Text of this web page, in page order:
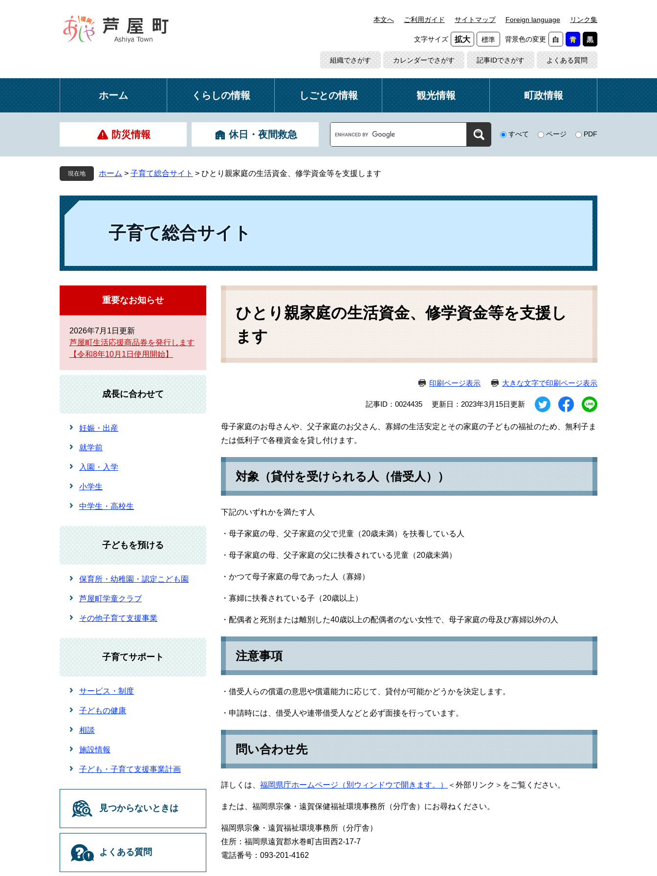
本
本文へ ご利用ガイド サイトマップ Foreign language リンク集
文字サイズ 拡大 標準 背景色の変更 白 青 黒
組織でさがす カレンダーでさがす 記事IDでさがす よくある質問
ホーム くらしの情報 しごとの情報 観光情報 町政情報
防災情報 休日・夜間救急
o
g
l
e
ス
すべて ページ PDF
現在地 ホーム > 子育て総合サイト > ひとり親家庭の生活資金、修学資金等を支援します
子育て総合サイト
本
ひとり親家庭の生活資金、修学資金等を支援し
ます
印刷ページ表示 大きな文字で印刷ページ表示
記事ID：0024435 更新日：2023年3月15日更新
母子家庭のお母さんや、父子家庭のお父さん、寡婦の生活安定とその家庭の子どもの福祉のため、無利子ま
たは低利子で各種資金を貸し付けます。
対象（貸付を受けられる人（借受人））
下記のいずれかを満たす人
・母子家庭の母、父子家庭の父で児童（20歳未満）を扶養している人
・母子家庭の母、父子家庭の父に扶養されている児童（20歳未満）
・かつて母子家庭の母であった人（寡婦）
・寡婦に扶養されている子（20歳以上）
・配偶者と死別または離別した40歳以上の配偶者のない女性で、母子家庭の母及び寡婦以外の人
注意事項
・借受人らの償還の意思や償還能力に応じて、貸付が可能かどうかを決定します。
・申請時には、借受人や連帯借受人などと必ず面接を行っています。
問い合わせ先
詳しくは、 福岡県庁ホームページ（別ウィンドウで開きます。） ＜外部リンク＞ をご覧ください。
または、福岡県宗像・遠賀保健福祉環境事務所（分庁舎）にお尋ねください。
福岡県宗像・遠賀福祉環境事務所（分庁舎）
住所：福岡県遠賀郡水巻町吉田西2-17-7
電話番号：093-201-4162
重要なお知らせ
2026年7月1日更新
芦屋町生活応援商品券を発行します
【令和8年10月1日使用開始】
成長に合わせて
妊娠・出産
就学前
入園・入学
小学生
中学生・高校生
子どもを預ける
保育所・幼稚園・認定こども園
芦屋町学童クラブ
その他子育て支援事業
子育てサポート
サービス・制度
子どもの健康
相談
施設情報
子ども・子育て支援事業計画
見つからないときは
よくある質問